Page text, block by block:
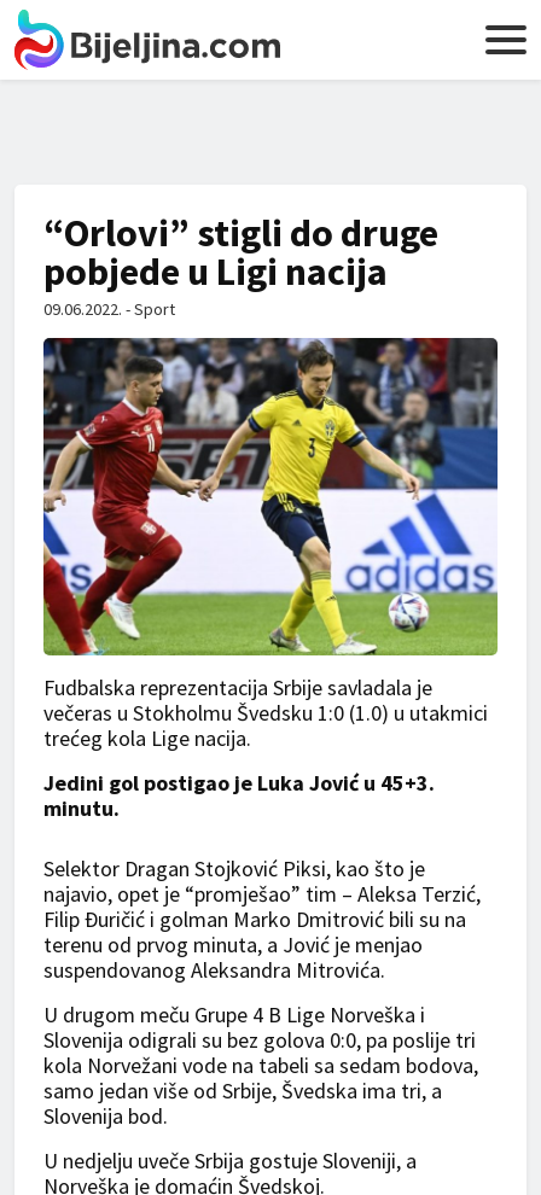
“Orlovi” stigli do druge
pobjede u Ligi nacija
09.06.2022. - Sport
Fudbalska reprezentacija Srbije savladala je
večeras u Stokholmu Švedsku 1:0 (1.0) u utakmici
trećeg kola Lige nacija.
Jedini gol postigao je Luka Jović u 45+3.
minutu.
Selektor Dragan Stojković Piksi, kao što je
najavio, opet je “promješao” tim – Aleksa Terzić,
Filip Ðuričić i golman Marko Dmitrović bili su na
terenu od prvog minuta, a Jović je menjao
suspendovanog Aleksandra Mitrovića.
U drugom meču Grupe 4 B Lige Norveška i
Slovenija odigrali su bez golova 0:0, pa poslije tri
kola Norvežani vode na tabeli sa sedam bodova,
samo jedan više od Srbije, Švedska ima tri, a
Slovenija bod.
U nedjelju uveče Srbija gostuje Sloveniji, a
Norveška je domaćin Švedskoj.